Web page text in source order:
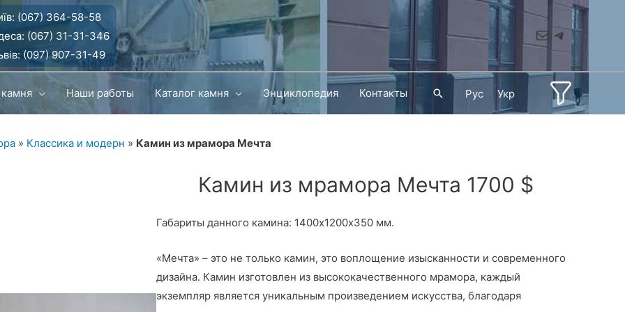
(067) 364-58-58
(067) 31-31-346
(097) 907-31-49
MailTelegram
Наши работы Каталог камня Энциклопедия Контакты ПоискРус Укр
» Классика и модерн » Камин из мрамора Мечта
Камин из мрамора Мечта 1700 $
Габариты данного камина: 1400х1200х350 мм.
«Мечта» – это не только камин, это воплощение изысканности и современного
дизайна. Камин изготовлен из высококачественного мрамора, каждый
экземпляр является уникальным произведением искусства, благодаря